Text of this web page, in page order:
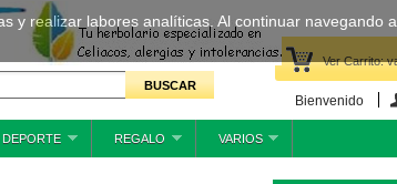
Ver Carrito:
Bienvenido
DEPORTE REGALO VARIOS
y realizar labores analíticas. Al continuar navegando